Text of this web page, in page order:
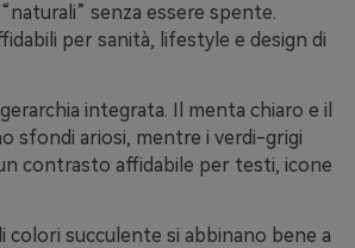
senza essere spente.
per sanità, lifestyle e design di
integrata. Il menta chiaro e il
sfondi ariosi, mentre i verdi-grigi
contrasto affidabile per testi, icone
colori succulente si abbinano bene a